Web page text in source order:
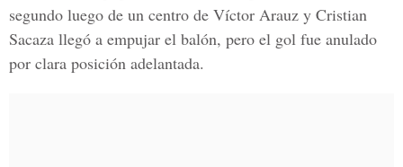
segundo luego de un centro de Víctor Arauz y Cristian
Sacaza llegó a empujar el balón, pero el gol fue anulado
por clara posición adelantada.